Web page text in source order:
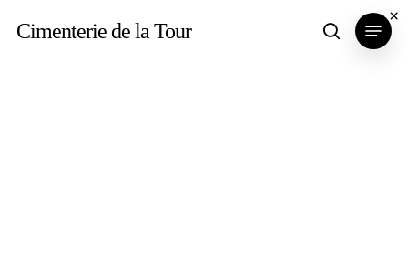
Cimenterie de la Tour search
Menu
×